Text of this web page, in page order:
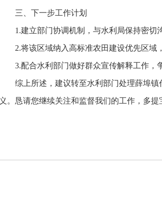
三、下一步工作计划
1.建立部门协调机制，与水利局保持密切
2.将该区域纳入高标准农田建设优先区域
3.配合水利部门做好群众宣传解释工作，
综上所述，建议转至水利部门处理薛埠
义。恳请您继续关注和监督我们的工作，多提